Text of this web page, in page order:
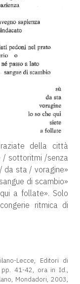
della città
/ sottoritmi /senza
da sta / voragine»
di scambio»
a follate». Solo
ritmica di
Lecce, Editori di
pp. 41-42, ora in Id.,
Mondadori, 2003,